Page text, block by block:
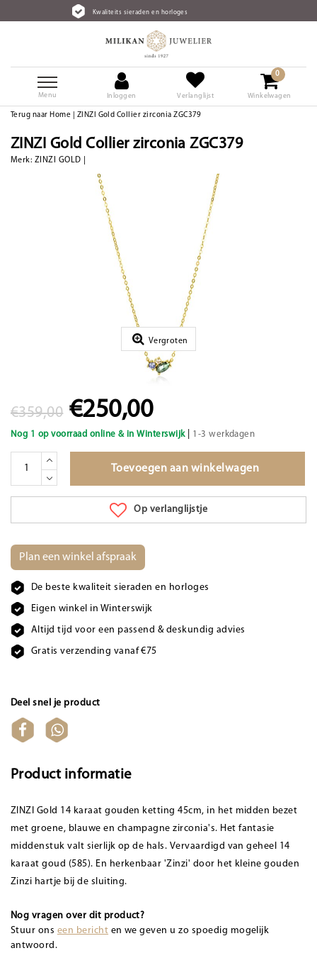
Kwaliteits sieraden en horloges
Menu Inloggen Verlanglijst
0
Winkelwagen
Terug naar Home ZINZI Gold Collier zirconia ZGC379
ZINZI Gold Collier zirconia ZGC379
Merk: ZINZI GOLD
Vergroten
€359,00 €250,00
Nog 1 op voorraad online & in Winterswijk| 1-3 werkdagen
Toevoegen aan winkelwagen
Op verlanglijstje
Plan een winkel afspraak
De beste kwaliteit sieraden en horloges
Eigen winkel in Winterswijk
Altijd tijd voor een passend & deskundig advies
Gratis verzending vanaf €75
Deel snel je product
Product informatie
ZINZI Gold 14 karaat gouden ketting 45cm, in het midden bezet
met groene, blauwe en champagne zirconia's. Het fantasie
middenstuk valt sierlijk op de hals. Vervaardigd van geheel 14
karaat goud (585). En herkenbaar 'Zinzi' door het kleine gouden
Zinzi hartje bij de sluiting.
Nog vragen over dit product?
Stuur ons een bericht en we geven u zo spoedig mogelijk
antwoord.